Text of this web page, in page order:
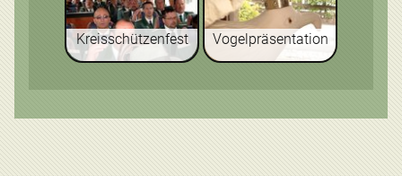
Kreisschützenfest Vogelpräsentation